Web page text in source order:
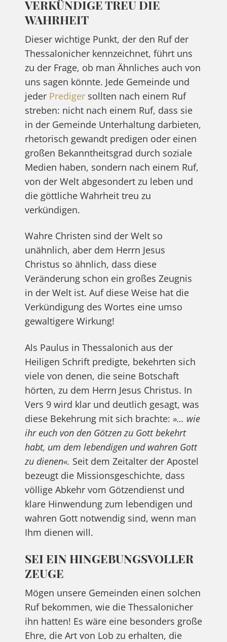
VERKÜNDIGE TREU DIE
WAHRHEIT
Dieser wichtige Punkt, der den Ruf der
Thessalonicher kennzeichnet, führt uns
zu der Frage, ob man Ähnliches auch von
uns sagen könnte. Jede Gemeinde und
jeder Predigersollten nach einem Ruf
streben: nicht nach einem Ruf, dass sie
in der Gemeinde Unterhaltung darbieten,
rhetorisch gewandt predigen oder einen
großen Bekanntheitsgrad durch soziale
Medien haben, sondern nach einem Ruf,
von der Welt abgesondert zu leben und
die göttliche Wahrheit treu zu
verkündigen.
Wahre Christen sind der Welt so
unähnlich, aber dem Herrn Jesus
Christus so ähnlich, dass diese
Veränderung schon ein großes Zeugnis
in der Welt ist. Auf diese Weise hat die
Verkündigung des Wortes eine umso
gewaltigere Wirkung!
Als Paulus in Thessalonich aus der
Heiligen Schrift predigte, bekehrten sich
viele von denen, die seine Botschaft
hörten, zu dem Herrn Jesus Christus. In
Vers 9 wird klar und deutlich gesagt, was
diese Bekehrung mit sich brachte: »… wie
ihr euch von den Götzen zu Gott bekehrt
habt, um dem lebendigen und wahren Gott
zu dienen«. Seit dem Zeitalter der Apostel
bezeugt die Missionsgeschichte, dass
völlige Abkehr vom Götzendienst und
klare Hinwendung zum lebendigen und
wahren Gott notwendig sind, wenn man
Ihm dienen will.
SEI EIN HINGEBUNGSVOLLER
ZEUGE
Mögen unsere Gemeinden einen solchen
Ruf bekommen, wie die Thessalonicher
ihn hatten! Es wäre eine besonders große
Ehre, die Art von Lob zu erhalten, die